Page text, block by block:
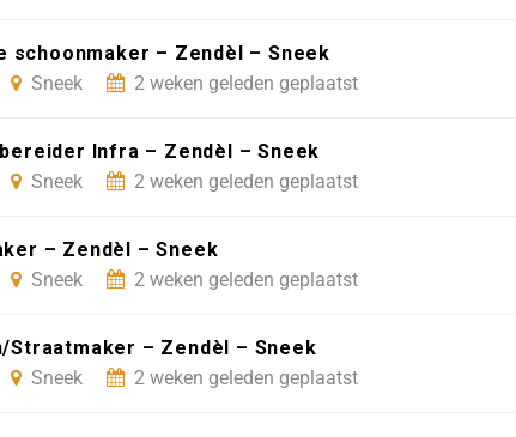
schoonmaker – Zendèl – Sneek
Sneek 2 weken geleden geplaatst
Infra – Zendèl – Sneek
Sneek 2 weken geleden geplaatst
– Zendèl – Sneek
Sneek 2 weken geleden geplaatst
Straatmaker – Zendèl – Sneek
Sneek 2 weken geleden geplaatst